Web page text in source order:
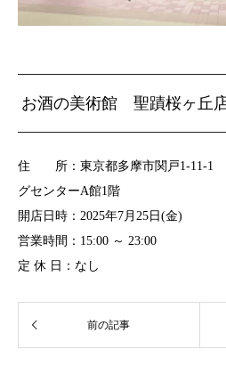
お酒の美術館 聖蹟桜ヶ丘
住 所：東京都多摩市関戸1-11-1
グセンターA館1階
開店日時：2025年7月25日(金)
営業時間：15:00 ～ 23:00
定 休 日：なし